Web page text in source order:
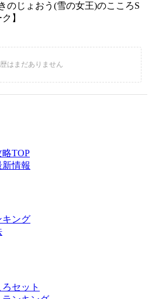
のじょおう(雪の女王)のこころS
】
略TOP
情報
キング
セット